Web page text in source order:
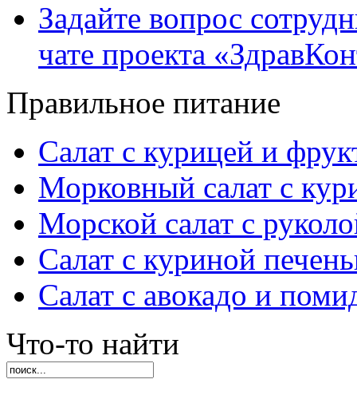
Задайте вопрос
чате проекта
Правильное питание
Салат с курицей и
Морковный салат с
Морской салат с
Салат с куриной
Салат с авокадо и
Что-то найти